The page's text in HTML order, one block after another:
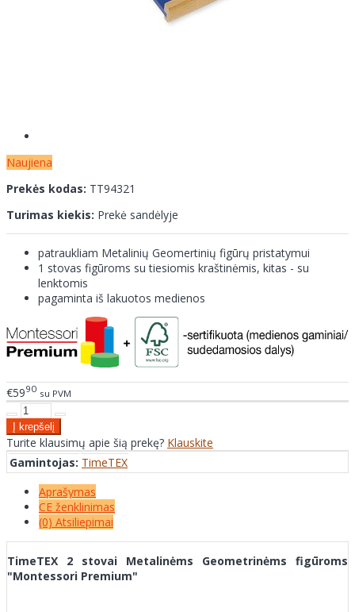
Naujiena
Prekės kodas: TT94321
Turimas kiekis: Prekė sandėlyje
patraukliam Metalinių Geomertinių figūrų pristatymui
1 stovas figūroms su tiesiomis kraštinėmis, kitas - su
lenktomis
pagaminta iš lakuotos medienos
€5990 su PVM
Turite klausimų apie šią prekę? Klauskite
Gamintojas: TimeTEX
Aprašymas
CE ženklinimas
(0) Atsiliepimai
TimeTEX 2 stovai Metalinėms Geometrinėms figūroms
"Montessori Premium"